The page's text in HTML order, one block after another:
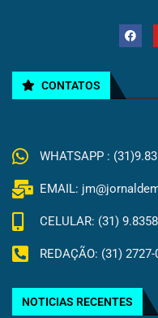
CONTATOS
WHATSAPP :
EMAIL:
CELULAR: (31)
REDAÇÃO: (31)
NOTICIAS RECENTES